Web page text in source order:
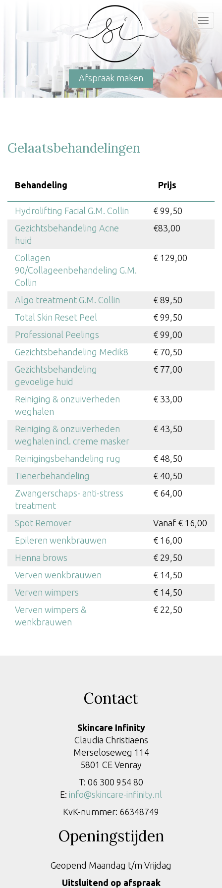
Afspraak maken
Gelaatsbehandelingen
Behandeling Prijs
Hydrolifting Facial G.M. Collin
€ 99,50
Gezichtsbehandeling Acne
huid
€83,00
Collagen
90/Collageenbehandeling G.M.
Collin
€ 129,00
Algo treatment G.M. Collin
€ 89,50
Total Skin Reset Peel
€ 99,50
Professional Peelings
€ 99,00
Gezichtsbehandeling Medik8
€ 70,50
Gezichtsbehandeling
gevoelige huid
€ 77,00
Reiniging & onzuiverheden
weghalen
€ 33,00
Reiniging & onzuiverheden
weghalen incl. creme masker
€ 43,50
Reinigingsbehandeling rug
€ 48,50
Tienerbehandeling
€ 40,50
Zwangerschaps- anti-stress
treatment
€ 64,00
Spot Remover
Vanaf € 16,00
Epileren wenkbrauwen
€ 16,00
Henna brows
€ 29,50
Verven wenkbrauwen
€ 14,50
Verven wimpers
€ 14,50
Verven wimpers &
wenkbrauwen
€ 22,50
Contact
Skincare Infinity
Claudia Christiaens
Merseloseweg 114
5801 CE Venray
T: 06 300 954 80
E: info@skincare-infinity.nl
KvK-nummer: 66348749
Openingstijden
Geopend Maandag t/m Vrijdag
Uitsluitend op afspraak